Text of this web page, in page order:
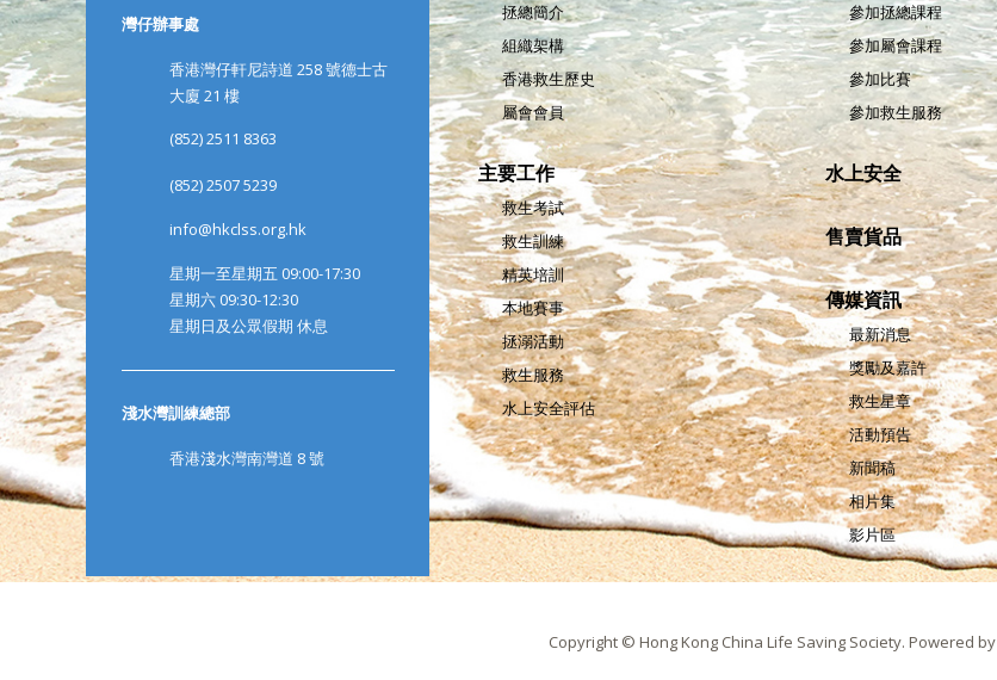
灣仔辦事處
香港灣仔軒尼詩道 258 號德士古
大廈 21 樓
(852) 2511 8363
(852) 2507 5239
info@hkclss.org.hk
星期一至星期五 09:00-17:30
星期六 09:30-12:30
星期日及公眾假期 休息
淺水灣訓練總部
香港淺水灣南灣道 8 號
拯總簡介
組織架構
香港救生歷史
屬會會員
主要工作
救生考試
救生訓練
精英培訓
本地賽事
拯溺活動
救生服務
水上安全評估
參加拯總課程
參加屬會課程
參加比賽
參加救生服務
水上安全
售賣貨品
傳媒資訊
最新消息
獎勵及嘉許
救生星章
活動預告
新聞稿
相片集
影片區
Copyright © Hong Kong China Life Saving Society. Powered by